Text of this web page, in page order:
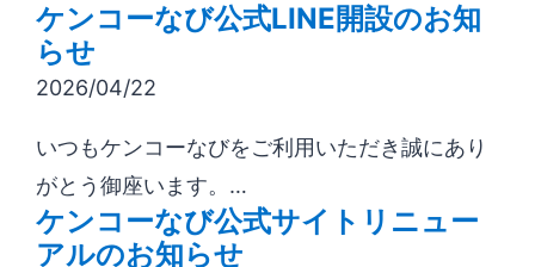
ケンコーなび公式LINE開設のお知
らせ
2026/04/22
いつもケンコーなびをご利用いただき誠にあり
がとう御座います。…
ケンコーなび公式サイトリニュー
アルのお知らせ